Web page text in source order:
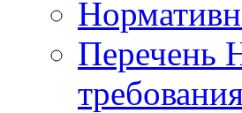
Перечень